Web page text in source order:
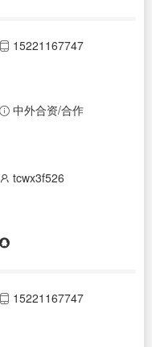
15221167747
中外合资/合作
tcwx3f526
15221167747